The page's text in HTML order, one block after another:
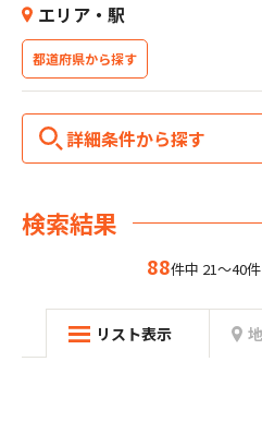
エリア・駅
都道府県から探す
該当障がい者施設
詳細条件から探す
検索結果
88件中 21～40件
リスト表示